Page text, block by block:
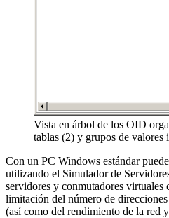
Vista en árbol de los OID
tablas (2) y grupos de valores
Con un PC Windows estándar
utilizando el Simulador de
servidores y conmutadores virtuales
limitación del número de
(así como del rendimiento de la red